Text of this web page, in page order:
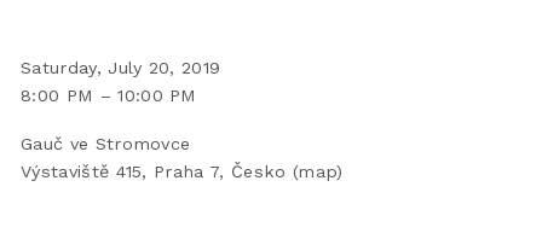
Saturday, July 20, 2019
8:00 PM
10:00 PM
Gauč ve Stromovce
Výstaviště 415
Praha 7 Česko (map)